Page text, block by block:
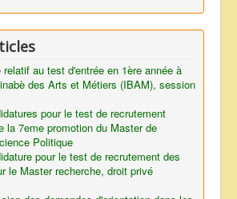
relatif au test d'entrée en 1ère année à
des Arts et Métiers (IBAM), session
pour le test de recrutement
la 7eme promotion du Master de
Politique
pour le test de recrutement des
le Master recherche, droit privé